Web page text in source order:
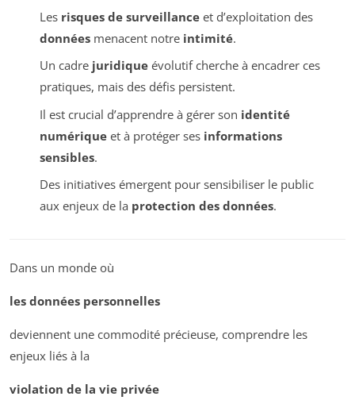
Les risques de surveillanceet d’exploitation des
donnéesmenacent notre intimité.
Un cadre juridiqueévolutif cherche à encadrer ces
pratiques, mais des défis persistent.
Il est crucial d’apprendre à gérer son identité
numériqueet à protéger ses informations
sensibles.
Des initiatives émergent pour sensibiliser le public
aux enjeux de la protection des données.
Dans un monde où
les données personnelles
deviennent une commodité précieuse, comprendre les
enjeux liés à la
violation de la vie privée